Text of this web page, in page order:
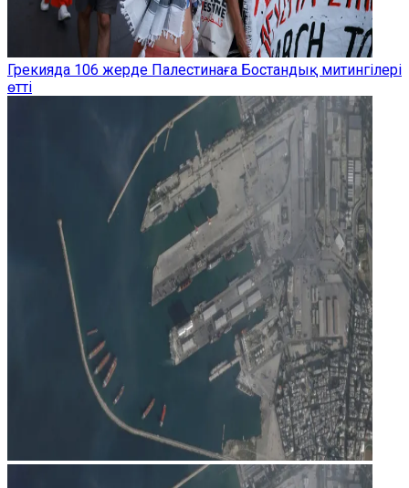
Грекияда 106 жерде Палестинаға Бостандық митингілері
өтті